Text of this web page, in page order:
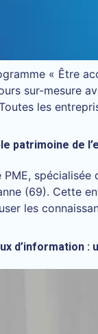
« Être
sur-mesure
les
patrimoine de
PME,
(69). Cette
les
d’information :